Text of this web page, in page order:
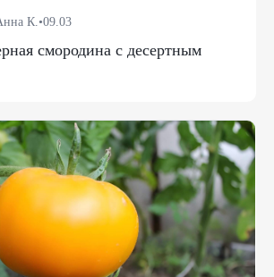
К. •09.03
смородина с десертным